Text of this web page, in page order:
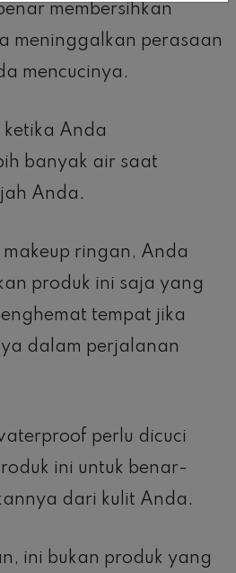
membersihkan
meninggalkan perasaan
mencucinya.
ketika Anda
banyak air saat
Anda.
makeup ringan, Anda
produk ini saja yang
tempat jika
dalam perjalanan
perlu dicuci
ini untuk benar-
dari kulit Anda.
ini bukan produk yang